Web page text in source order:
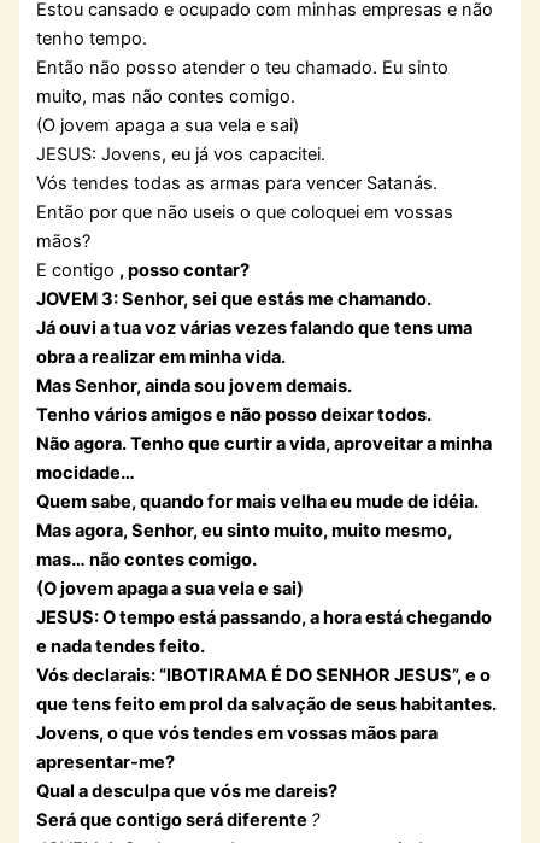
Estou cansado e ocupado com minhas empresas e não
tenho tempo.
Então não posso atender o teu chamado. Eu sinto
muito, mas não contes comigo.
(O jovem apaga a sua vela e sai)
JESUS: Jovens, eu já vos capacitei.
Vós tendes todas as armas para vencer Satanás.
Então por que não useis o que coloquei em vossas
mãos?
E contigo , posso contar?
JOVEM 3: Senhor, sei que estás me chamando.
Já ouvi a tua voz várias vezes falando que tens uma
obra a realizar em minha vida.
Mas Senhor, ainda sou jovem demais.
Tenho vários amigos e não posso deixar todos.
Não agora. Tenho que curtir a vida, aproveitar a minha
mocidade…
Quem sabe, quando for mais velha eu mude de idéia.
Mas agora, Senhor, eu sinto muito, muito mesmo,
mas… não contes comigo.
(O jovem apaga a sua vela e sai)
JESUS: O tempo está passando, a hora está chegando
e nada tendes feito.
Vós declarais: “IBOTIRAMA É DO SENHOR JESUS”, e o
que tens feito em prol da salvação de seus habitantes.
Jovens, o que vós tendes em vossas mãos para
apresentar-me?
Qual a desculpa que vós me dareis?
Será que contigo será diferente ?